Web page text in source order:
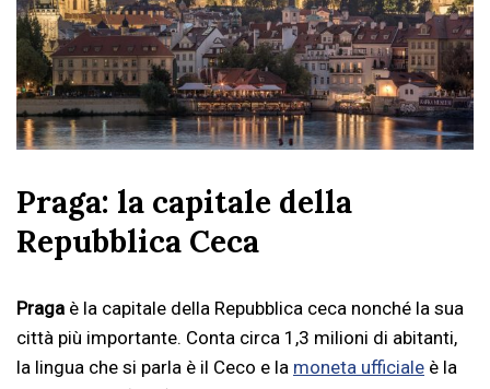
Praga: la capitale della
Repubblica Ceca
Praga è la capitale della Repubblica ceca nonché la sua
città più importante. Conta circa 1,3 milioni di abitanti,
la lingua che si parla è il Ceco e la moneta ufficiale è la